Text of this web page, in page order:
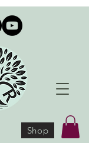
Shop